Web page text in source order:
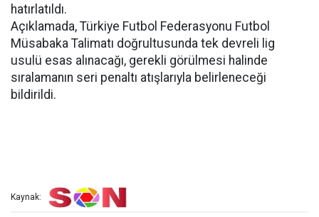
hatırlatıldı.
Açıklamada, Türkiye Futbol Federasyonu Futbol
Müsabaka Talimatı doğrultusunda tek devreli lig
usulü esas alınacağı, gerekli görülmesi halinde
sıralamanın seri penaltı atışlarıyla belirleneceği
bildirildi.
Kaynak: